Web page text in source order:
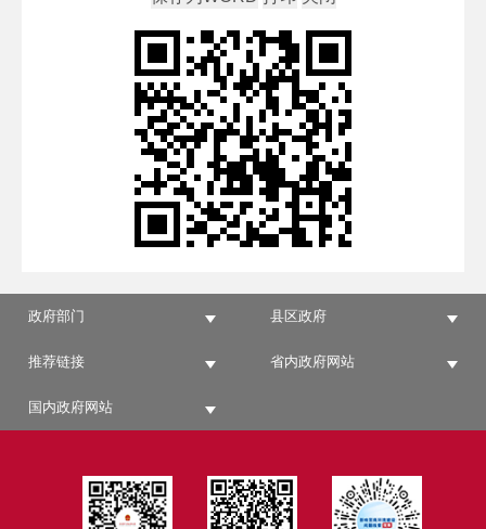
政府部门 县区政府
推荐链接 省内政府网站
国内政府网站